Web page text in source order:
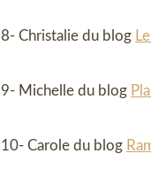
8- Christalie du blog
9- Michelle du blog
10- Carole du blog